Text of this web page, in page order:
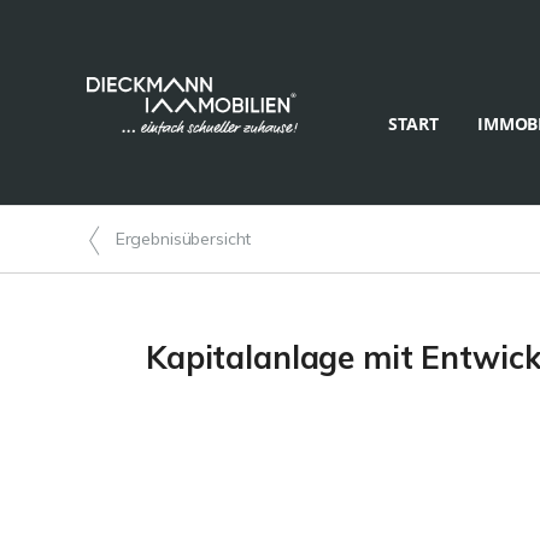
START
Ergebnisübersicht
Kapitalanlage mit